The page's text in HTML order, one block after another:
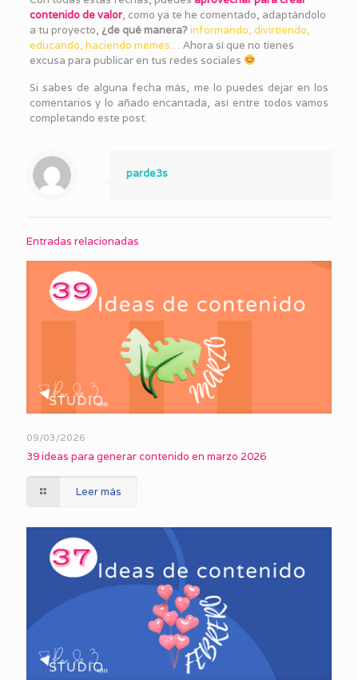
contenido de valor, como ya te he comentado, adaptándolo
a tu proyecto, ¿de qué manera?informando, divirtiendo,
educando, haciendo memes… Ahora sí que no tienes
excusa para publicar en tus redes sociales
Si sabes de alguna fecha más, me lo puedes dejar en los
comentarios y lo añado encantada, así entre todos vamos
completando este post.
parde3s
Entradas relacionadas
09/03/2026
39 ideas para generar contenido en marzo 2026
Leer más